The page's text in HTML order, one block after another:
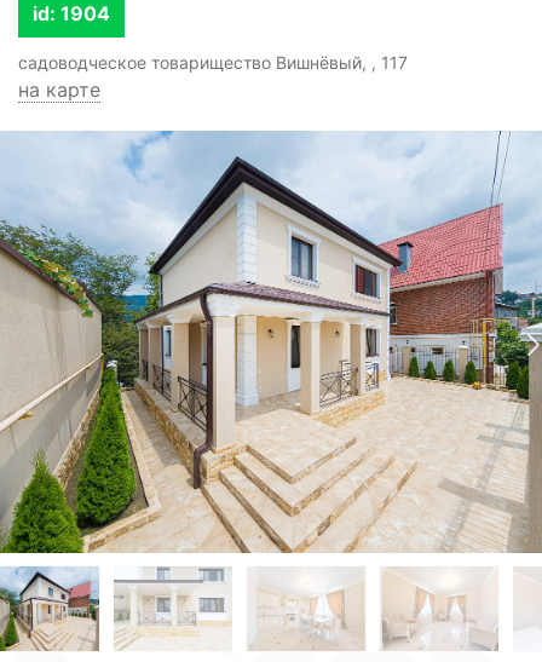
id: 1904
садоводческое товарищество Вишнёвый, , 117
на карте